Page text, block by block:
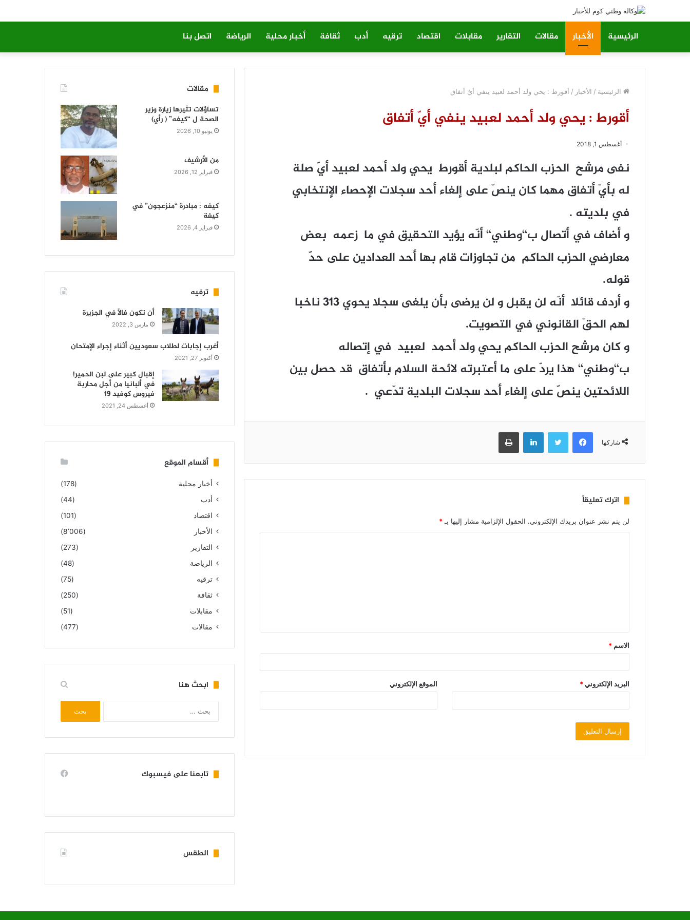
الرئيسية الأخبار مقالات التقارير مقابلات اقتصاد ترقيه أدب ثقافة أخبار محلية الرياضة اتصل بنا
الرئيسية / الأخبار / أقورط : يحي ولد أحمد لعبيد ينفي أيّ أتفاق
أقورط : يحي ولد أحمد لعبيد ينفي أيّ أتفاق
أغسطس 1, 2018
نفى مرشح الحزب الحاكم لبلدية أقورط يحي ولد أحمد لعبيد أيّ صلة
له بأيّ أتفاق مهما كان ينصّ على إلغاء أحد سجلات الإحصاء الإنتخابي
في بلديته .
و أضاف في أتصال ب‘‘وطني‘‘ أنّه يؤيد التحقيق في ما زعمه بعض
معارضي الحزب الحاكم من تجاوزات قام بها أحد العدادين على حدّ
قوله.
و أردف قائلا أنّه لن يقبل و لن يرضى بأن يلغى سجلا يحوي 313 ناخبا
لهم الحقّ القانوني في التصويت.
و كان مرشح الحزب الحاكم يحي ولد أحمد لعبيد في إتصاله
ب‘‘وطني‘‘ هذا يردّ على ما أعتبرته لائحة السلام بأتفاق قد حصل بين
اللائحتين ينصّ على إلغاء أحد سجلات البلدية تدّعي .
شاركها
فيسبوك تويتر لينكدإن طباعة
اترك تعليقاً
لن يتم نشر عنوان بريدك الإلكتروني. الحقول الإلزامية مشار إليها بـ*
الاسم *
البريد الإلكتروني* الموقع الإلكتروني
مقالات
تساؤلات تثيرها زيارة وزير
الصحة ل “كيفه” ( رأي)
يونيو 10, 2026
من الأرشيف
فبراير 12, 2026
كيفه : مبادرة “منزعجون” في
كيفة
فبراير 4, 2026
ترفيه
أن تكون فالاً في الجزيرة
مارس 3, 2022
أغرب إجابات لطلاب سعوديين أثناء إجراء الإمتحان
أكتوبر 27, 2021
إقبال كبير على لبن الحمير!
في ألبانيا من أجل محاربة
فيروس كوفيد 19
أغسطس 24, 2021
أقسام الموقع
أخبار محلية
(178)
أدب
(44)
اقتصاد
(101)
الأخبار
(8٬006)
التقارير
(273)
الرياضة
(48)
ترقيه
(75)
ثقافة
(250)
مقابلات
(51)
مقالات
(477)
ابحث هنا
تابعنا على فيسبوك
الطقس